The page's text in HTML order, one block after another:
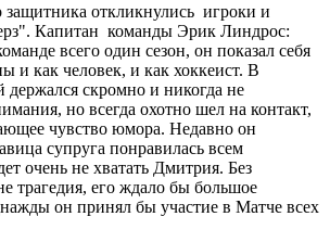
защитника откликнулись игроки и
Капитан команды Эрик Линдрос:
всего один сезон, он показал себя
и как человек, и как хоккеист. В
держался скромно и никогда не
но всегда охотно шел на контакт,
чувство юмора. Недавно он
супруга понравилась всем
очень не хватать Дмитрия. Без
трагедия, его ждало бы большое
он принял бы участие в Матче всех